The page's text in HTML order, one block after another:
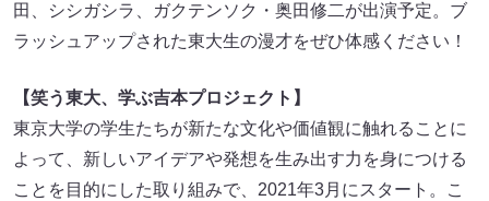
田、シシガシラ、ガクテンソク・奥田修二が出演予定。ブ
ラッシュアップされた東大生の漫才をぜひ体感ください！
【笑う東大、学ぶ吉本プロジェクト】
東京大学の学生たちが新たな文化や価値観に触れることに
よって、新しいアイデアや発想を生み出す力を身につける
ことを目的にした取り組みで、2021年3月にスタート。こ